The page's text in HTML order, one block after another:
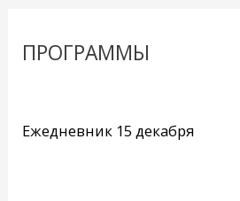
ПРОГРАММЫ
Ежедневник 15 декабря